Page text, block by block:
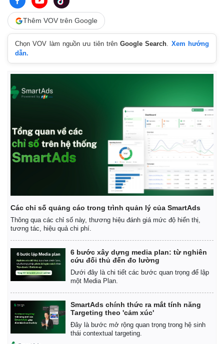
Kinh tế
Thị trường
Giá vàng
Thêm VOV trên Google
Chọn VOV làm nguồn ưu tiên trênGoogle Search. Xem hướng
dẫn.
Các chỉ số quảng cáo trong trình quản lý của SmartAds
Thông qua các chỉ số này, thương hiệu đánh giá mức độ hiển thị,
tương tác, hiệu quả chi phí.
6 bước xây dựng media plan: từ nghiên
cứu đối thủ đến đo lường
Dưới đây là chi tiết các bước quan trọng để lập
một Media Plan.
SmartAds chính thức ra mắt tính năng
Targeting theo 'cảm xúc'
Đây là bước mở rộng quan trọng trong hệ sinh
thái contextual targeting.